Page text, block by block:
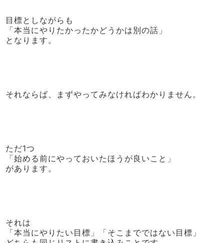
目標としながらも
「本当にやりたかったかどうかは別の話」
となります。
それならば、まずやってみなければわかりません。
ただ1つ
「始める前にやっておいたほうが良いこと」
があります。
それは
「本当にやりたい目標」「そこまでではない目標」